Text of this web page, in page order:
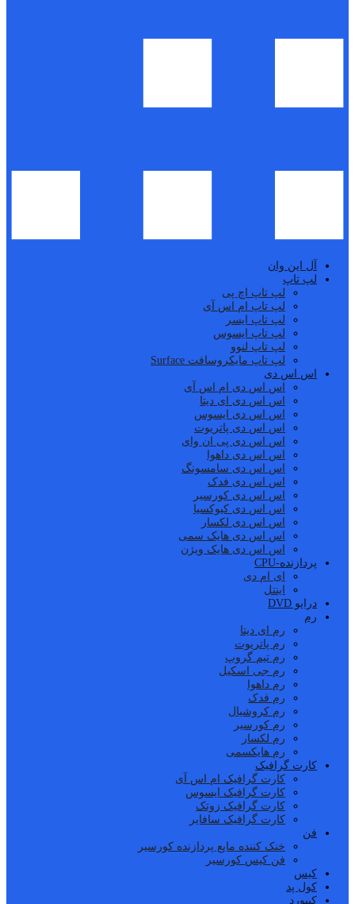
آل این وان
لپ تاپ
لپ تاپ اچ پی
لپ تاپ ام اس آی
لپ تاپ ایسر
لپ تاپ ایسوس
لپ تاپ لنوو
لپ تاپ مایکروسافت Surface
اس اس دی
اس اس دی ام اس آی
اس اس دی ای دیتا
اس اس دی ایسوس
اس اس دی پاتریوت
اس اس دی پی ان وای
اس اس دی داهوا
اس اس دی سامسونگ
اس اس دی فدک
اس اس دی کورسیر
اس اس دی کیوکسیا
اس اس دی لکسار
اس اس دی هایک سمی
اس اس دی هایک ویژن
پردازنده-CPU
ای ام دی
اینتل
درایو DVD
رم
رم ای دیتا
رم پاتریوت
رم تیم گروپ
رم جی اسکیل
رم داهوا
رم فدک
رم کروشیال
رم کورسیر
رم لکسار
رم هایکسمی
کارت گرافیک
کارت گرافیک ام اس آی
کارت گرافیک ایسوس
کارت گرافیک زوتک
کارت گرافیک سافایر
فن
خنک کننده مایع پردازنده کورسیر
فن کیس کورسیر
کیس
کول پد
کیبورد